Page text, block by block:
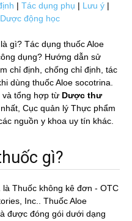
| Tác dụng phụ | Lưu ý |
Dược động học
gì? Tác dụng thuốc Aloe
dụng? Hướng dẫn sử
chỉ định, chống chỉ định, tác
dùng thuốc Aloe socotrina.
tổng hợp từ Dược thư
Cục quản lý Thực phẩm
nguồn y khoa uy tín khác.
gì?
là Thuốc không kê đơn - OTC
Inc.. Thuốc Aloe
được đóng gói dưới dạng